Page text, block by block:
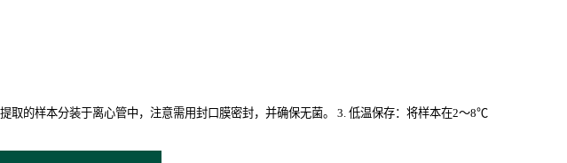
取的样本分装于离心管中，注意需用封口膜密封，并确保无菌。 3. 低温保存：将样本在2～8℃